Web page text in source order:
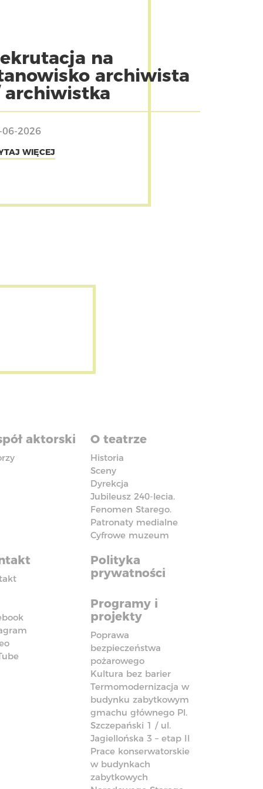
na
archiwista
archiwistka
06-2026
WIĘCEJ
aktorski O teatrze
Historia
Sceny
Dyrekcja
Jubileusz 240-lecia.
Fenomen Starego.
Patronaty medialne
Cyfrowe muzeum
Polityka
prywatności
Programy i
projekty
Poprawa
bezpieczeństwa
pożarowego
Kultura bez barier
Termomodernizacja w
budynku zabytkowym
gmachu głównego Pl.
Szczepański 1 / ul.
Jagiellońska 3 – etap II
Prace konserwatorskie
w budynkach
zabytkowych